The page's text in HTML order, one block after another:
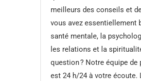
meilleurs des conseils et
vous avez essentiellement
santé mentale, la
les relations et la
question ? Notre équipe de
est 24 h/24 à votre écoute.